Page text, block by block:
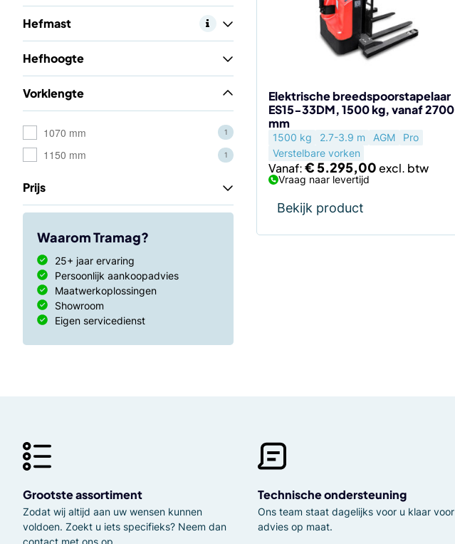
Hefmast
Hefhoogte
Vorklengte
1070 mm 1
1150 mm 1
Prijs
Waarom Tramag?
25+ jaar ervaring
Persoonlijk aankoopadvies
Maatwerkoplossingen
Showroom
Eigen servicedienst
Elektrische breedspoorstapelaar
ES15-33DM, 1500 kg, vanaf 2700
mm
1500 kg 2.7-3.9 m AGM
Pro
Verstelbare vorken
Vanaf:€5.295,00
Vraag naar levertijd
Bekijk product
de
productpagina
Grootste assortiment
Zodat wij altijd aan uw wensen kunnen
voldoen. Zoekt u iets specifieks? Neem dan
contact met ons op.
Technische ondersteuning
Ons team staat dagelijks voor u klaar voor
advies op maat.